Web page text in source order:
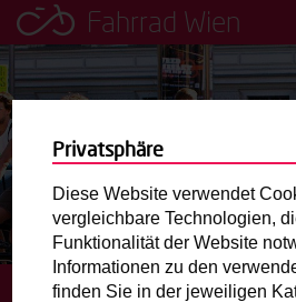
Fahrrad Wien
Leih dir einfach ein
Mobilitätsbildung für
Jugendliche
Radweg-Projektkarte
Routenplaner
STARTSEITE TERMINE
Privatsphäre
Diese Website verwendet
vergleichbare Technologien,
Funktionalität der Website
Informationen zu den
finden Sie in der jeweiligen